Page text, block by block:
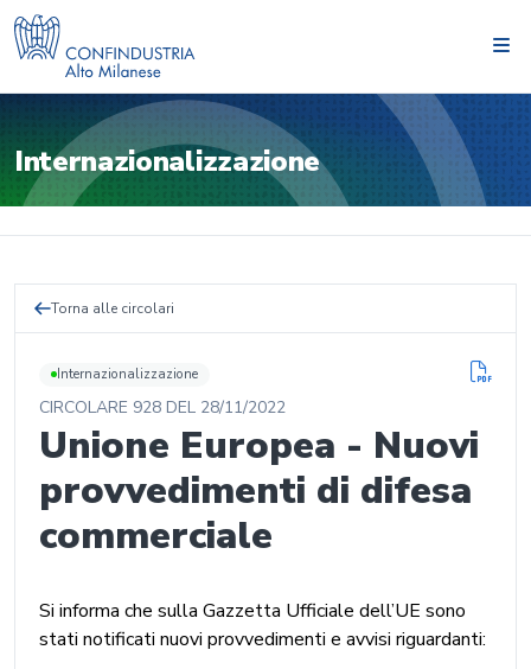
Internazionalizzazione
Torna alle circolari
Internazionalizzazione
CIRCOLARE 928 DEL 28/11/2022
Unione Europea - Nuovi
provvedimenti di difesa
commerciale
Si informa che sulla Gazzetta Ufficiale dell’UE sono
stati notificati nuovi provvedimenti e avvisi riguardanti: